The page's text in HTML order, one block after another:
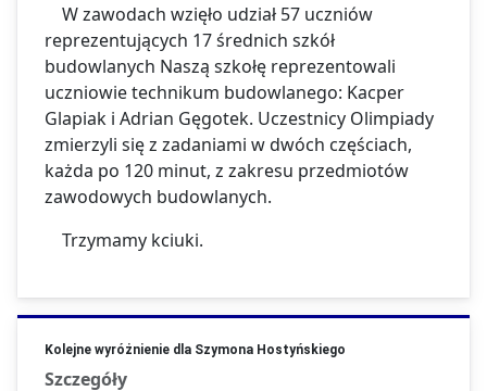
W zawodach wzięło udział 57 uczniów
reprezentujących 17 średnich szkół
budowlanych Naszą szkołę reprezentowali
uczniowie technikum budowlanego: Kacper
Glapiak i Adrian Gęgotek. Uczestnicy Olimpiady
zmierzyli się z zadaniami w dwóch częściach,
każda po 120 minut, z zakresu przedmiotów
zawodowych budowlanych.
Trzymamy kciuki.
Kolejne wyróżnienie dla Szymona Hostyńskiego
Szczegóły